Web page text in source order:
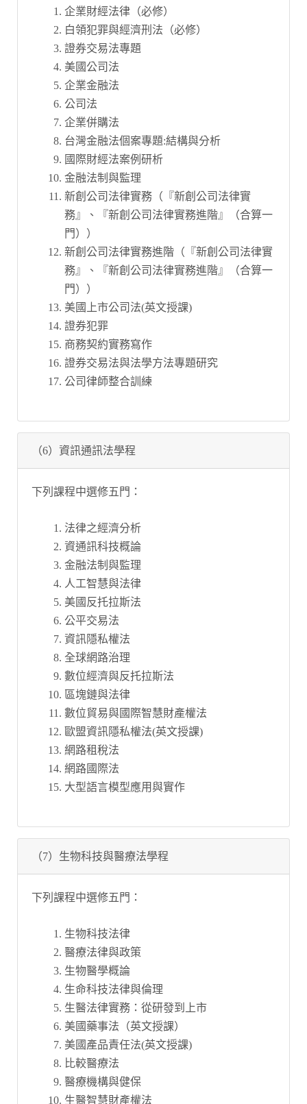
企業財經法律（必修）
白領犯罪與經濟刑法（必修）
證券交易法專題
美國公司法
企業金融法
公司法
企業併購法
台灣金融法個案專題:結構與分析
國際財經法案例研析
金融法制與監理
新創公司法律實務（『新創公司法律實
務』、『新創公司法律實務進階』（合算一
門））
新創公司法律實務進階（『新創公司法律實
務』、『新創公司法律實務進階』（合算一
門））
美國上市公司法(英文授課)
證券犯罪
商務契約實務寫作
證券交易法與法學方法專題研究
公司律師整合訓練
（6）資訊通訊法學程
下列課程中選修五門：
法律之經濟分析
資通訊科技概論
金融法制與監理
人工智慧與法律
美國反托拉斯法
公平交易法
資訊隱私權法
全球網路治理
數位經濟與反托拉斯法
區塊鏈與法律
數位貿易與國際智慧財產權法
歐盟資訊隱私權法(英文授課)
網路租稅法
網路國際法
大型語言模型應用與實作
（7）生物科技與醫療法學程
下列課程中選修五門：
生物科技法律
醫療法律與政策
生物醫學概論
生命科技法律與倫理
生醫法律實務：從研發到上市
美國藥事法（英文授課）
美國產品責任法(英文授課)
比較醫療法
醫療機構與健保
生醫智慧財產權法